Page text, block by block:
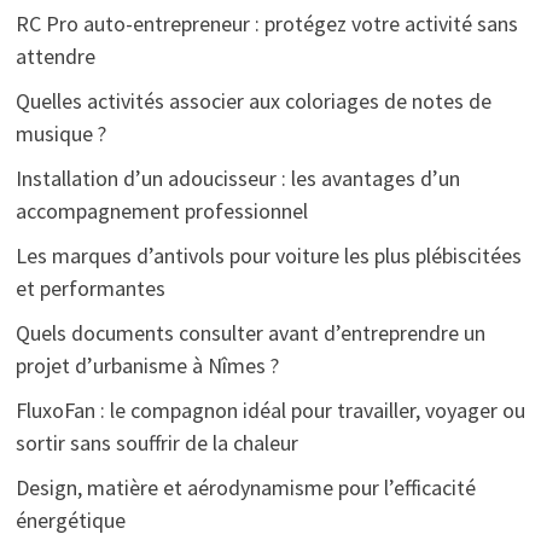
RC Pro auto-entrepreneur : protégez votre activité sans
attendre
Quelles activités associer aux coloriages de notes de
musique ?
Installation d’un adoucisseur : les avantages d’un
accompagnement professionnel
Les marques d’antivols pour voiture les plus plébiscitées
et performantes
Quels documents consulter avant d’entreprendre un
projet d’urbanisme à Nîmes ?
FluxoFan : le compagnon idéal pour travailler, voyager ou
sortir sans souffrir de la chaleur
Design, matière et aérodynamisme pour l’efficacité
énergétique